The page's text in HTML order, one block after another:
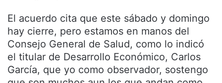
El acuerdo cita que este sábado y domingo
hay cierre, pero estamos en manos del
Consejo General de Salud, como lo indicó
el titular de Desarrollo Económico, Carlos
García, que yo como observador, sostengo